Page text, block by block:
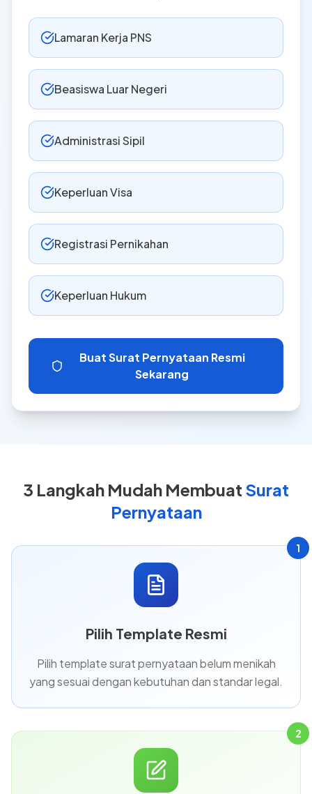
Lamaran Kerja PNS
Beasiswa Luar Negeri
Administrasi Sipil
Keperluan Visa
Registrasi Pernikahan
Keperluan Hukum
Buat Surat Pernyataan Resmi
Sekarang
3 Langkah Mudah Membuat Surat
Pernyataan
1
Pilih Template Resmi
Pilih template surat pernyataan belum menikah
yang sesuai dengan kebutuhan dan standar legal.
2